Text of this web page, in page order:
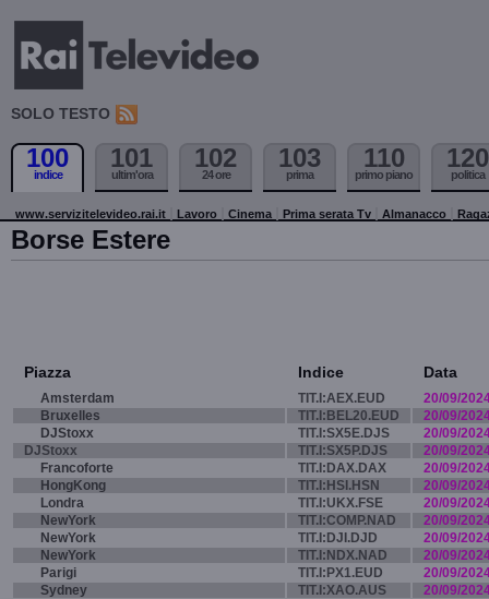
SOLO TESTO
100
indice
101
ultim'ora
102
24 ore
103
prima
110
primo piano
120
politica
www.servizitelevideo.rai.it Lavoro Cinema Prima serata Tv Almanacco
Borse Estere
Piazza Indice Data
Amsterdam TIT.I:AEX.EUD
20/09/
Bruxelles
TIT.I:BEL20.EUD
20/09/
DJStoxx
TIT.I:SX5E.DJS
20/09/
DJStoxx
TIT.I:SX5P.DJS
20/09/
Francoforte
TIT.I:DAX.DAX
20/09/
HongKong
TIT.I:HSI.HSN
20/09/
Londra
TIT.I:UKX.FSE
20/09/
NewYork
TIT.I:COMP.NAD
20/09/
NewYork
TIT.I:DJI.DJD
20/09/
NewYork
TIT.I:NDX.NAD
20/09/
Parigi
TIT.I:PX1.EUD
20/09/
Sydney
TIT.I:XAO.AUS
20/09/